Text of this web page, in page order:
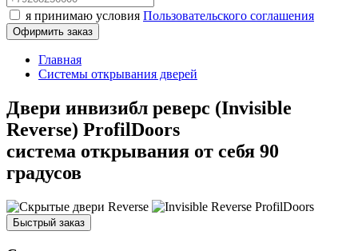
я принимаю условия Пользовательского соглашения
Офирмить заказ
Главная
Системы открывания дверей
Двери инвизибл реверс (Invisible
Reverse) ProfilDoors
система открывания от себя 90
градусов
Быстрый заказ